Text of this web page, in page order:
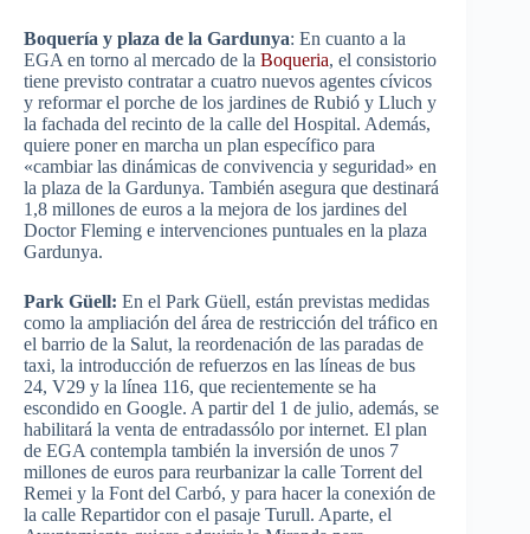
Boquería y plaza de la Gardunya: En cuanto a la
EGA en torno al mercado de la Boqueria, el consistorio
tiene previsto contratar a cuatro nuevos agentes cívicos
y reformar el porche de los jardines de Rubió y Lluch y
la fachada del recinto de la calle del Hospital. Además,
quiere poner en marcha un plan específico para
«cambiar las dinámicas de convivencia y seguridad» en
la plaza de la Gardunya. También asegura que destinará
1,8 millones de euros a la mejora de los jardines del
Doctor Fleming e intervenciones puntuales en la plaza
Gardunya.
Park Güell: En el Park Güell, están previstas medidas
como la ampliación del área de restricción del tráfico en
el barrio de la Salut, la reordenación de las paradas de
taxi, la introducción de refuerzos en las líneas de bus
24, V29 y la línea 116, que recientemente se ha
escondido en Google. A partir del 1 de julio, además, se
habilitará la venta de entradassólo por internet. El plan
de EGA contempla también la inversión de unos 7
millones de euros para reurbanizar la calle Torrent del
Remei y la Font del Carbó, y para hacer la conexión de
la calle Repartidor con el pasaje Turull. Aparte, el